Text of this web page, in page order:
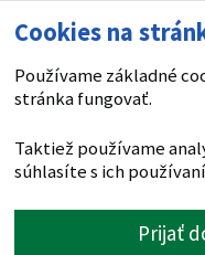
Cookies na
Používame základné
stránka fungovať.
Taktiež používame
súhlasíte s ich
Prijať